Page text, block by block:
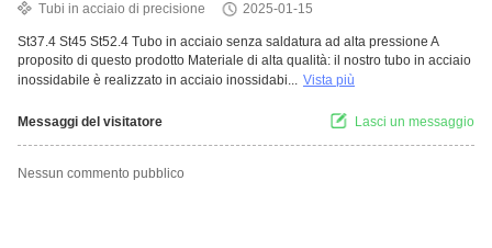
Tubi in acciaio di precisione
2025-01-15
St37.4 St45 St52.4 Tubo in acciaio senza saldatura ad alta pressione A
proposito di questo prodotto Materiale di alta qualità: il nostro tubo in acciaio
inossidabile è realizzato in acciaio inossidabi... Vista più
Messaggi del visitatore Lasci un messaggio
Nessun commento pubblico